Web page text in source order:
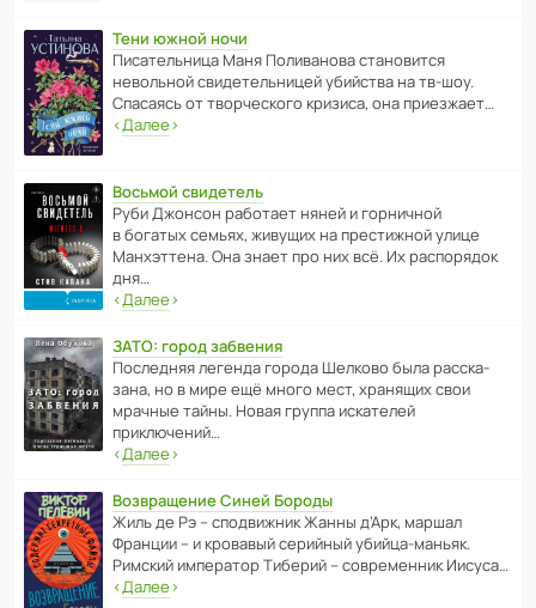
Тени южной ночи
Писа­тель­ница Маня Поли­ва­нова стано­вится
невольной свиде­тель­ницей убийства на тв-шоу.
Спасаясь от твор­че­с­кого кризиса, она приезжает…
‹Далее›
Восьмой свидетель
Руби Джонсон рабо­тает няней и горни­чной
в богатых семьях, живущих на прес­ти­жной улице
Манх­эт­тена. Она знает про них всё. Их распо­рядок
дня…
‹Далее›
ЗАТО: город забвения
После­дняя легенда города Шелково была расска­
зана, но в мире ещё много мест, хранящих свои
мрачные тайны. Новая группа иска­телей
приключений…
‹Далее›
Возвращение Синей Бороды
Жиль де Рэ – спод­ви­жник Жанны д’Арк, маршал
Франции – и кровавый серийный убийца-маньяк.
Римский импе­ратор Тиберий – совре­менник Иисуса…
‹Далее›